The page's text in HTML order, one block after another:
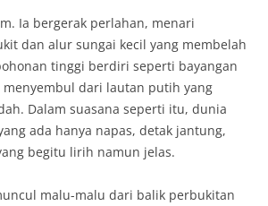
Ia bergerak perlahan, menari
dan alur sungai kecil yang membelah
tinggi berdiri seperti bayangan
menyembul dari lautan putih yang
Dalam suasana seperti itu, dunia
ada hanya napas, detak jantung,
begitu lirih namun jelas.
malu-malu dari balik perbukitan